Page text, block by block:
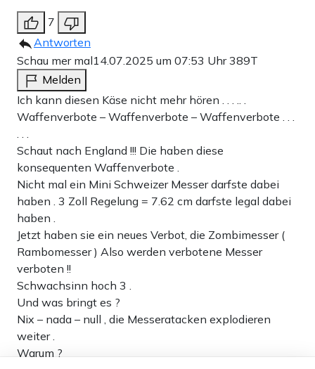
7
Antworten
Schau mer mal14.07.2025 um 07:53 Uhr389T
Melden
Ich kann diesen Käse nicht mehr hören . . . .. .
Waffenverbote – Waffenverbote – Waffenverbote . . .
. . .
Schaut nach England !!! Die haben diese
konsequenten Waffenverbote .
Nicht mal ein Mini Schweizer Messer darfste dabei
haben . 3 Zoll Regelung = 7.62 cm darfste legal dabei
haben .
Jetzt haben sie ein neues Verbot, die Zombimesser (
Rambomesser ) Also werden verbotene Messer
verboten !!
Schwachsinn hoch 3 .
Und was bringt es ?
Nix – nada – null , die Messeratacken explodieren
weiter .
Warum ?